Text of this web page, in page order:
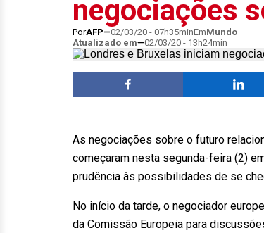
negociações
PorAFP 02/03/20 - 07h35minEmMundo
Atualizado em
02/03/20 - 13h24min
As negociações sobre o futuro
começaram nesta segunda-feira (2)
prudência às possibilidades de se
No início da tarde, o negociador
da Comissão Europeia para